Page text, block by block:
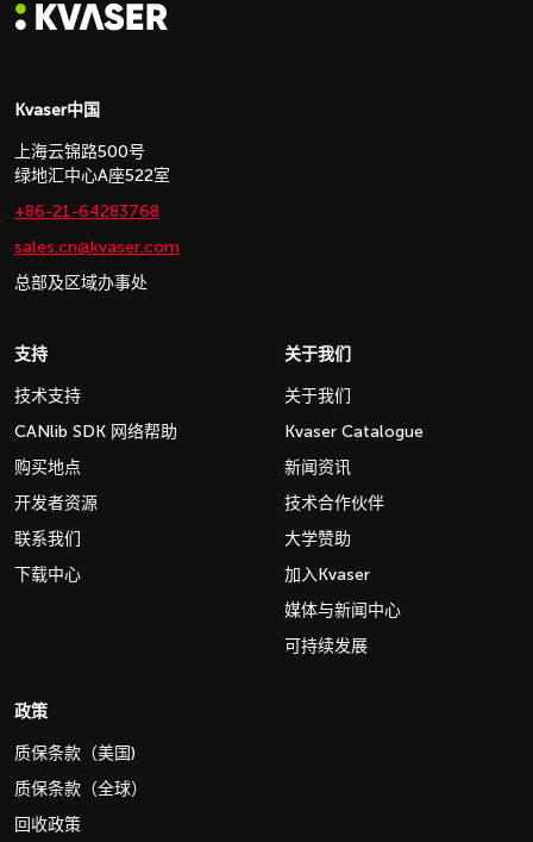
Kvaser中国
上海云锦路500号
绿地汇中心A座522室
+86-21-64283768
sales.cn@kvaser.com
总部及区域办事处
支持
技术支持
CANlib SDK 网络帮助
购买地点
开发者资源
联系我们
下载中心
关于我们
关于我们
Kvaser Catalogue
新闻资讯
技术合作伙伴
大学赞助
加入Kvaser
媒体与新闻中心
可持续发展
政策
质保条款（美国)
质保条款（全球）
回收政策